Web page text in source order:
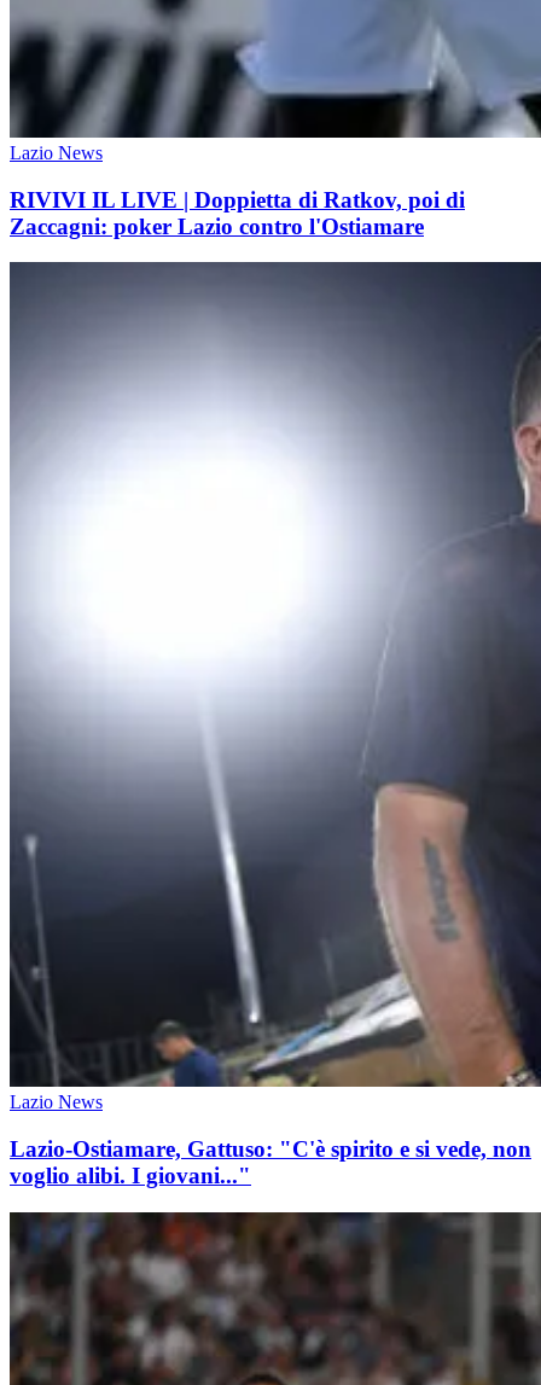
Lazio News
RIVIVI IL LIVE | Doppietta di Ratkov, poi di
Zaccagni: poker Lazio contro l'Ostiamare
Lazio News
Lazio-Ostiamare, Gattuso: "C'è spirito e si vede, non
voglio alibi. I giovani..."